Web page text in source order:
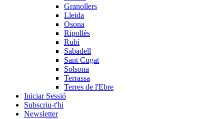
Granollers
Lleida
Osona
Ripollès
Rubí
Sabadell
Sant Cugat
Solsona
Terrassa
Terres de l'Ebre
Iniciar Sessió
Subscriu-t'hi
Newsletter